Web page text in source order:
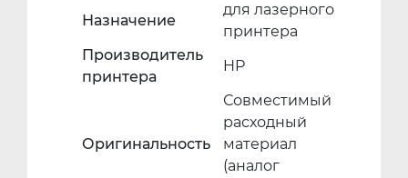
Назначение
для лазерного
принтера
Производитель
принтера
HP
Оригинальность
Совместимый
расходный
материал
(аналог